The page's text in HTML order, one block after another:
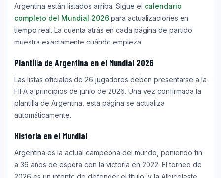
Argentina están listados arriba. Sigue el calendario
completo del Mundial 2026 para actualizaciones en
tiempo real. La cuenta atrás en cada página de partido
muestra exactamente cuándo empieza.
Plantilla de Argentina en el Mundial 2026
Las listas oficiales de 26 jugadores deben presentarse a la
FIFA a principios de junio de 2026. Una vez confirmada la
plantilla de Argentina, esta página se actualiza
automáticamente.
Historia en el Mundial
Argentina es la actual campeona del mundo, poniendo fin
a 36 años de espera con la victoria en 2022. El torneo de
2026 es un intento de defender el título, y la Albiceleste